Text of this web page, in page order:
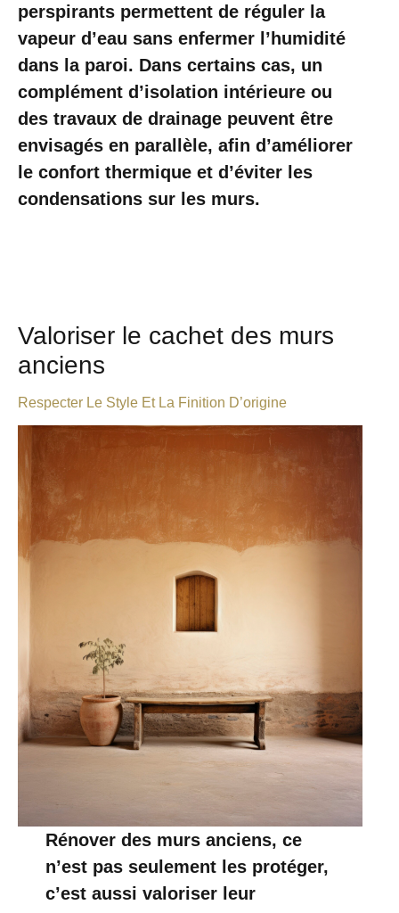
perspirants permettent de réguler la
vapeur d’eau sans enfermer l’humidité
dans la paroi. Dans certains cas, un
complément d’isolation intérieure ou
des travaux de drainage peuvent être
envisagés en parallèle, afin d’améliorer
le confort thermique et d’éviter les
condensations sur les murs.
Valoriser le cachet des murs
anciens
Respecter Le Style Et La Finition D’origine
Rénover des murs anciens, ce
n’est pas seulement les protéger,
c’est aussi valoriser leur